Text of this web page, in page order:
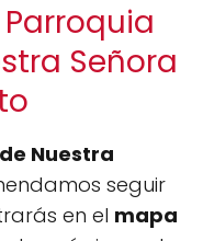
Señora
Nuestra
seguir
en el mapa